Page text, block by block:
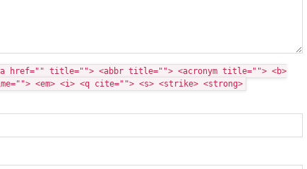
href="" title=""> <abbr title=""> <acronym title=""> <b>
<em> <i> <q cite=""> <s> <strike> <strong>